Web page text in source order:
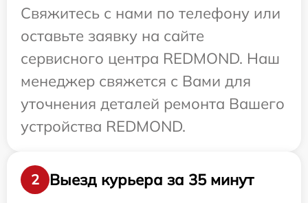
Свяжитесь с нами по телефону или
оставьте заявку на сайте
сервисного центра REDMOND. Наш
менеджер свяжется с Вами для
уточнения деталей ремонта Вашего
устройства REDMOND.
2
Выезд курьера за 35 минут